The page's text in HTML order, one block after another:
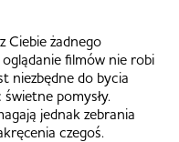
Ciebie żadnego
filmów nie robi
niezbędne do bycia
pomysły.
jednak zebrania
czegoś.